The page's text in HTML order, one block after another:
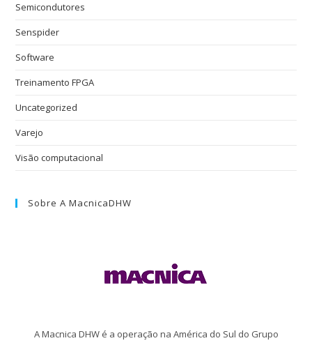
Semicondutores
Senspider
Software
Treinamento FPGA
Uncategorized
Varejo
Visão computacional
Sobre A MacnicaDHW
A Macnica DHW é a operação na América do Sul do Grupo